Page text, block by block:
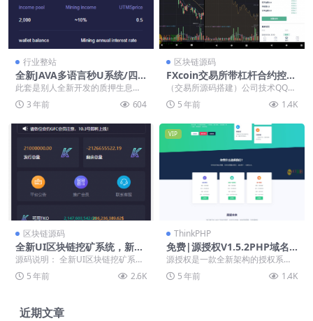
行业整站
全新JAVA多语言秒U系统/四
链质押生息/挖矿盗u系统
此套是别人全新开发的质押生息秒
U系统，VUE前后端，JAVA服务
端，全开源 支持...
3 年前 604
区块链源码
FXcoin交易所带杠杆合约控盘
分销/fastadmin框架二开+AP
P源码
（交易所源码搭建）公司技术QQ：
34401713，最新版源码 没有测
试，端只有一...
5 年前 1.4K
区块链源码
全新UI区块链挖矿系统，新增
屏蔽省市,运营级云矿机，带交
易大厅可二开，全开源「商业
源码」
源码说明： 全新UI区块链挖矿系
统，新增屏蔽省市,运营级云矿机，
带交易大厅可二开...
5 年前 2.6K
VIP
ThinkPHP
免费|源授权V1.5.2PHP域名
授权系统源码免费下载
源授权是一款全新架构的授权系统.
采用ThinkPHP 5.0开发，内置各种
强大的...
5 年前 1.4K
近期文章